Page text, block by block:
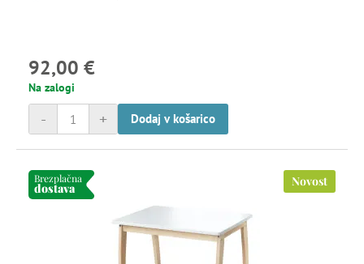
92,00 €
Na zalogi
+
- Dodaj v košarico
Brezplačna
dostava Novost